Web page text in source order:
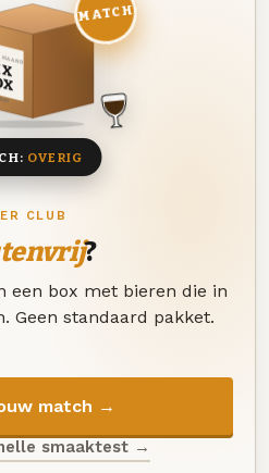
CLUB
?
een box met bieren die in
Geen standaard pakket.
match →
smaaktest →
MATCH
OVERIG